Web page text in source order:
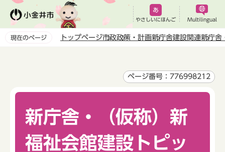
ペ
やさしいにほんご Multilingual
現在のページ トップページ市政政策・計画新庁舎建設関連新庁舎
ページ番号：776998212
新庁舎・（仮称）新
福祉会館建設トピッ